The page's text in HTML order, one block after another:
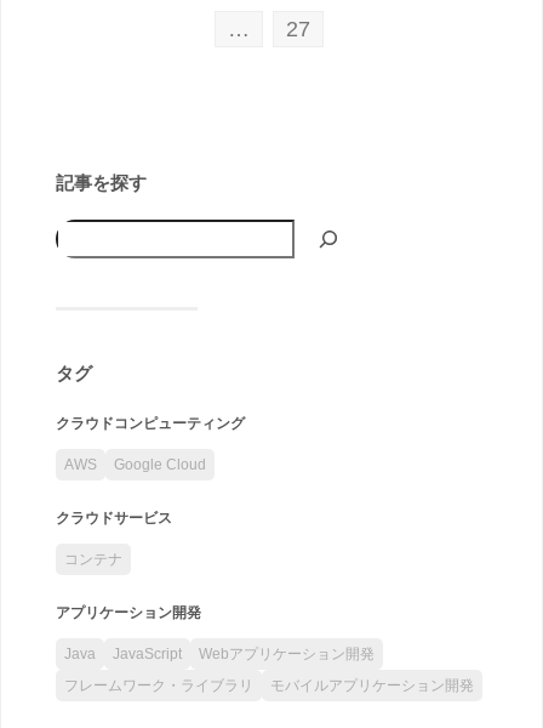
… 27
記事を探す
タグ
クラウドコンピューティング
AWS Google Cloud
クラウドサービス
コンテナ
アプリケーション開発
Java JavaScript
Webアプリケーション開発
フレームワーク・ライブラリ
モバイルアプリケーション開発